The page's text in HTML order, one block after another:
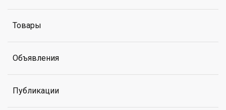
Товары
Объявления
Публикации